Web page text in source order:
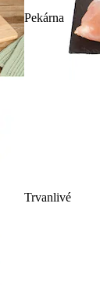
Pekárna
Trvanlivé